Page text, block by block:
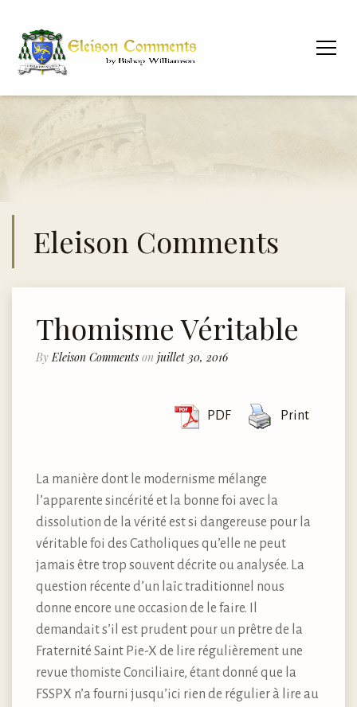
Eleison Comments
Thomisme Véritable
By Eleison Comments on juillet 30, 2016
PDF Print
La manière dont le modernisme mélange
l’apparente sincérité et la bonne foi avec la
dissolution de la vérité est si dangereuse pour la
véritable foi des Catholiques qu’elle ne peut
jamais être trop souvent décrite ou analysée. La
question récente d’un laïc traditionnel nous
donne encore une occasion de le faire. Il
demandait s’il est prudent pour un prêtre de la
Fraternité Saint Pie-X de lire régulièrement une
revue thomiste Conciliaire, étant donné que la
FSSPX n’a fourni jusqu’ici rien de régulier à lire au